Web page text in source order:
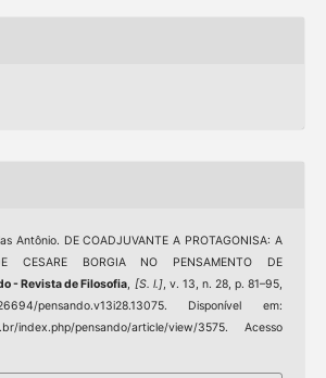
Antônio. DE COADJUVANTE A PROTAGONISA: A
CESARE BORGIA NO PENSAMENTO DE
- Revista de Filosofia, [S. l.], v. 13, n. 28, p. 81–95,
pensando.v13i28.13075. Disponível em:
index.php/pensando/article/view/3575. Acesso